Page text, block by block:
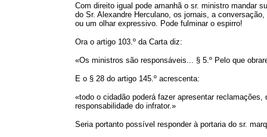
Com direito igual pode amanhã o sr. ministro mandar
do Sr. Alexandre Herculano, os jornais, a
ou um olhar expressivo. Pode fulminar o espirro!
Ora o artigo 103.º da Carta diz:
«Os ministros são responsáveis... § 5.º Pelo que
E o § 28 do artigo 145.º acrescenta:
«todo o cidadão poderá fazer apresentar
responsabilidade do infrator.»
Seria portanto possível responder à portaria do sr.